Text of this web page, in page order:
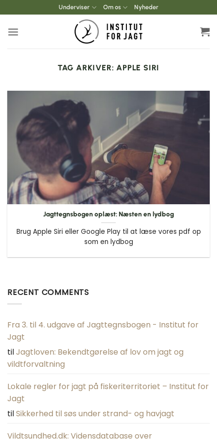
til
indhold
Underviser Om os Nyheder
TAG ARKIVER:APPLE SIRI
Jagttegnsbogen oplæst: Næsten en lydbog
Brug Apple Siri eller Google Play til at læse vores pdf op
som en lydbog
RECENT COMMENTS
Fra 3. til 4. udgave af Jagttegnsbogen - Institut for
Jagt
tilJagtloven: Bekendtgørelse af lov om jagt og
vildtforvaltning
Lokale regler for jagt på fiskeriterritoriet – Institut for
Jagt
tilSikkerhed til søs under strand- og havjagt
Vildtsundhed.dk: Vidensdatabase over